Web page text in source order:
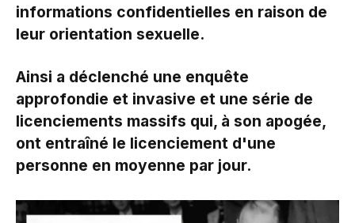
informations confidentielles en raison de
leur orientation sexuelle.
Ainsi a déclenché une enquête
approfondie et invasive et une série de
licenciements massifs qui, à son apogée,
ont entraîné le licenciement d'une
personne en moyenne par jour.